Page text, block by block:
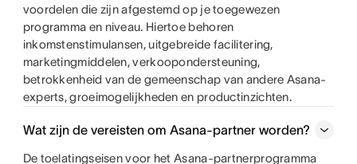
voordelen die zijn afgestemd op je toegewezen
programma en niveau. Hiertoe behoren
inkomstenstimulansen, uitgebreide facilitering,
marketingmiddelen, verkoopondersteuning,
betrokkenheid van de gemeenschap van andere Asana-
experts, groeimogelijkheden en productinzichten.
Wat zijn de vereisten om Asana-partner worden?
De toelatingseisen voor het Asana-partnerprogramma